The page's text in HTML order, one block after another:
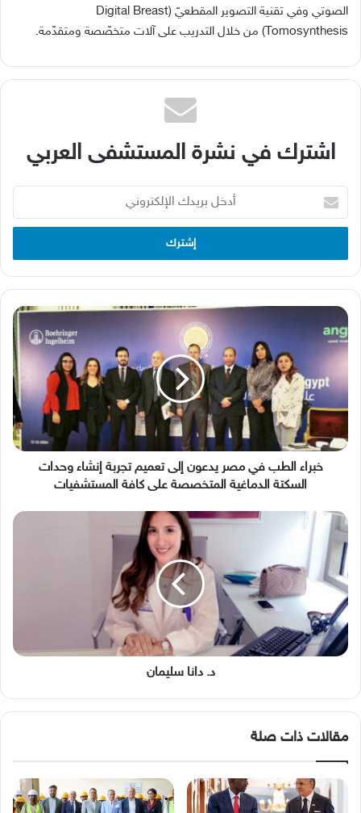
الصوتي وفي تقنية التصوير المقطعيّ (Digital Breast
Tomosynthesis) من خلال التدريب على آلات متخصّصة ومتقدّمة.
اشترك في نشرة المستشفى العربي
بريدك
الإلكتروني
خبراء
الطب
في
يدعون
إلى
تعميم
تجربة
إنشاء
وحدات
المتخصصة
على
كافة
المستشفيات
خبراء الطب في مصر يدعون إلى تعميم تجربة إنشاء وحدات
السكتة الدماغية المتخصصة على كافة المستشفيات
د.
دانا
سليمان
د. دانا سليمان
مقالات ذات صلة